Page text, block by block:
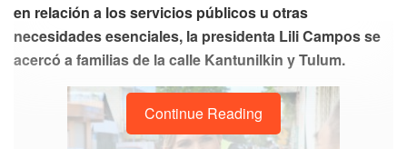
en relación a los servicios públicos u otras
necesidades esenciales, la presidenta Lili Campos se
acercó a familias de la calle Kantunilkin y Tulum.
Continue Reading